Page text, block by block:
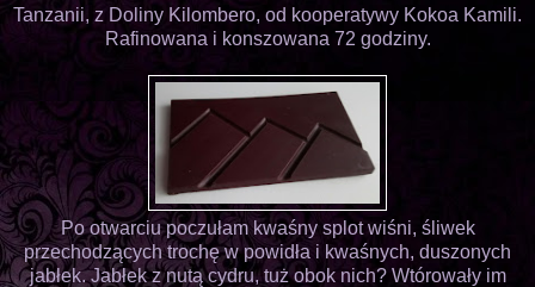
Tanzanii, z Doliny Kilombero, od kooperatywy Kokoa Kamili.
Rafinowana i konszowana 72 godziny.
Po otwarciu poczułam kwaśny splot wiśni, śliwek
przechodzących trochę w powidła i kwaśnych, duszonych
jabłek. Jabłek z nutą cydru, tuż obok nich? Wtórowały im